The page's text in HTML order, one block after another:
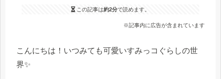
この記事は約2分で読めます。
※記事内に広告が含まれています
こんにちは！いつみても可愛いすみっコぐらしの世
界✨